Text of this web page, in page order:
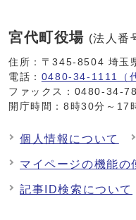
宮代町役場 (法人番
住所：〒345-8504 埼玉
電話： 0480-34-1111（
ファックス：0480-34-
開庁時間：8時30分～17
個人情報について
マイページの機能の
記事ID検索について